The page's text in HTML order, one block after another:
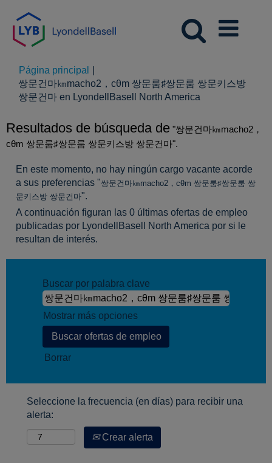
Página principal
쌍문건마㎞macho2，cθm 쌍문룸♯쌍문룸 쌍문키스방
쌍문건마 en LyondellBasell North America
Resultados de búsqueda de "쌍문건마㎞macho2，
cθm 쌍문룸♯쌍문룸 쌍문키스방 쌍문건마".
En este momento, no hay ningún cargo vacante acorde
a sus preferencias "쌍문건마㎞macho2，cθm 쌍문룸♯쌍문룸 쌍
문키스방 쌍문건마".
A continuación figuran las 0 últimas ofertas de empleo
publicadas por LyondellBasell North America por si le
resultan de interés.
Buscar por palabra clave
Mostrar más opciones
Borrar
Seleccione la frecuencia (en días) para recibir una
alerta:
Crear alerta